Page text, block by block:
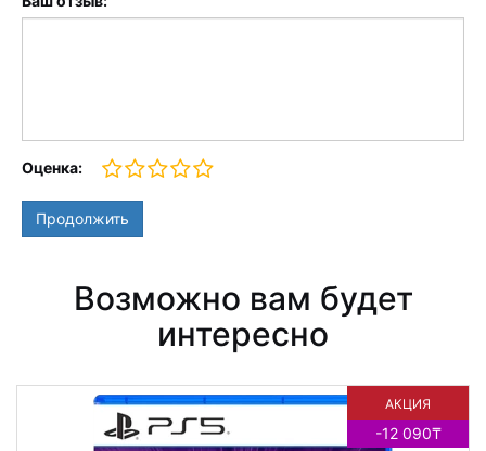
Оценка:
Продолжить
Возможно вам будет
интересно
АКЦИЯ
-12 090₸